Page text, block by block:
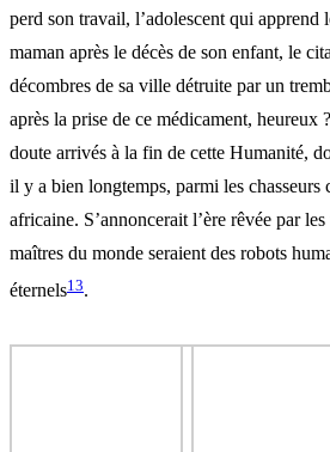
perd son travail, l’adolescent qui apprend
maman après le décès de son enfant, le
décombres de sa ville détruite par un
après la prise de ce médicament, heureux
doute arrivés à la fin de cette Humanité,
il y a bien longtemps, parmi les chasseurs
africaine. S’annoncerait l’ère rêvée par
maîtres du monde seraient des robots
éternels13.